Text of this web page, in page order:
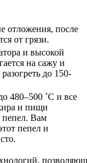
отложения, после
от грязи.
и высокой
на сажу и
до 150-
480–500 ˚С и все
и пищи
пепел. Вам
пепел и